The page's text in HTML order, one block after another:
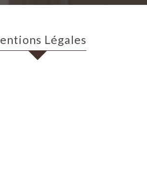
Mentions Légales